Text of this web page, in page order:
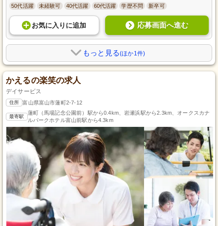
50代活躍 未経験可 40代活躍 60代活躍 学歴不問 新卒可
お気に入り に追加 応募画面へ進む
もっと見る(ほか1件)
かえるの楽笑の求人
デイサービス
住所 富山県富山市蓮町2-7-12
最寄駅
蓮町（馬場記念公園前）駅から0.4km、岩瀬浜駅から2.3km、オークスカナ
ルパークホテル富山前駅から4.3km